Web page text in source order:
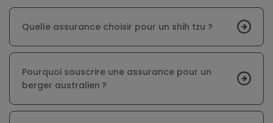
Quelle assurance choisir pour un shih tzu ?
Pourquoi souscrire une assurance pour un
berger australien ?